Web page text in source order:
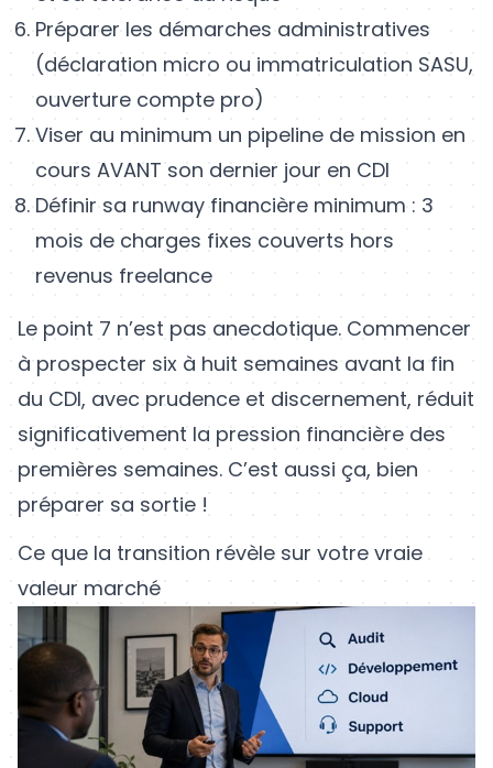
Préparer les démarches administratives
(déclaration micro ou immatriculation SASU,
ouverture compte pro)
Viser au minimum un pipeline de mission en
cours AVANT son dernier jour en CDI
Définir sa runway financière minimum : 3
mois de charges fixes couverts hors
revenus freelance
Le point 7 n’est pas anecdotique. Commencer
à prospecter six à huit semaines avant la fin
du CDI, avec prudence et discernement, réduit
significativement la pression financière des
premières semaines. C’est aussi ça, bien
préparer sa sortie !
Ce que la transition révèle sur votre vraie
valeur marché